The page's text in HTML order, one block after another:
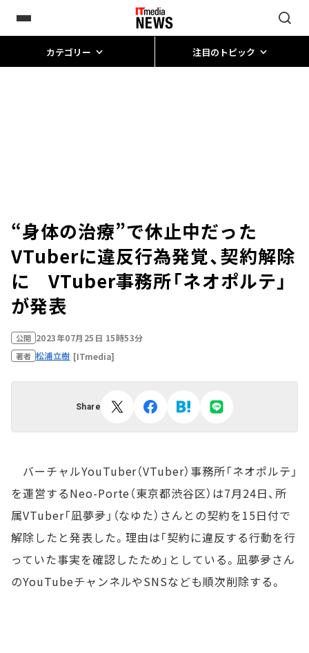
カテゴリー 注目のトピック
“身体の治療”で休止中だった
VTuberに違反行為発覚、契約解除
に VTuber事務所「ネオポルテ」
が発表
公開 2023年07月25日 15時53分
著者 松浦立樹 [ITmedia]
Share
バーチャルYouTuber（VTuber）事務所「ネオポルテ」
を運営するNeo-Porte（東京都渋谷区）は7月24日、所
属VTuber「凪夢夛」（なゆた）さんとの契約を15日付で
解除したと発表した。理由は「契約に違反する行動を行
っていた事実を確認したため」としている。凪夢夛さん
のYouTubeチャンネルやSNSなども順次削除する。